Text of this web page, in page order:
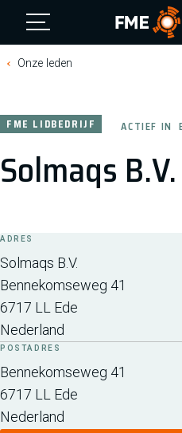
FME Logo,
Onze leden
Solmaqs B.V.
FME LIDBEDRIJF ACTIEF IN
ADRES
Solmaqs B.V.
Bennekomseweg 41
6717 LL Ede
Nederland
POSTADRES
Bennekomseweg 41
6717 LL Ede
Nederland